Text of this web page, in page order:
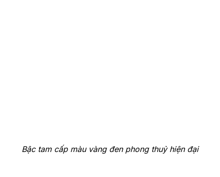
Bậc tam cấp màu vàng đen phong thuỷ hiện đại